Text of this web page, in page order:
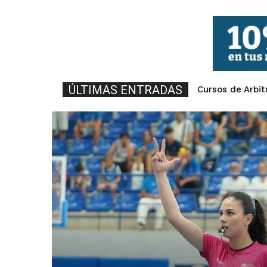
ÚLTIMAS ENTRADAS Cursos de